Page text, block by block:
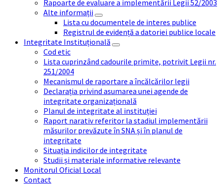
Rapoarte de evaluare a implementării Legii 52/2003
Alte informații
Lista cu documentele de interes publice
Registrul de evidență a datoriei publice locale
Integritate Instituțională
Cod etic
Lista cuprinzând cadourile primite, potrivit Legii nr.
251/2004
Mecanismul de raportare a încălcărilor legii
Declarația privind asumarea unei agende de
integritate organizațională
Planul de integritate al instituției
Raport narativ referitor la stadiul implementării
măsurilor prevăzute în SNA și în planul de
integritate
Situația indicilor de integritate
Studii și materiale informative relevante
Monitorul Oficial Local
Contact